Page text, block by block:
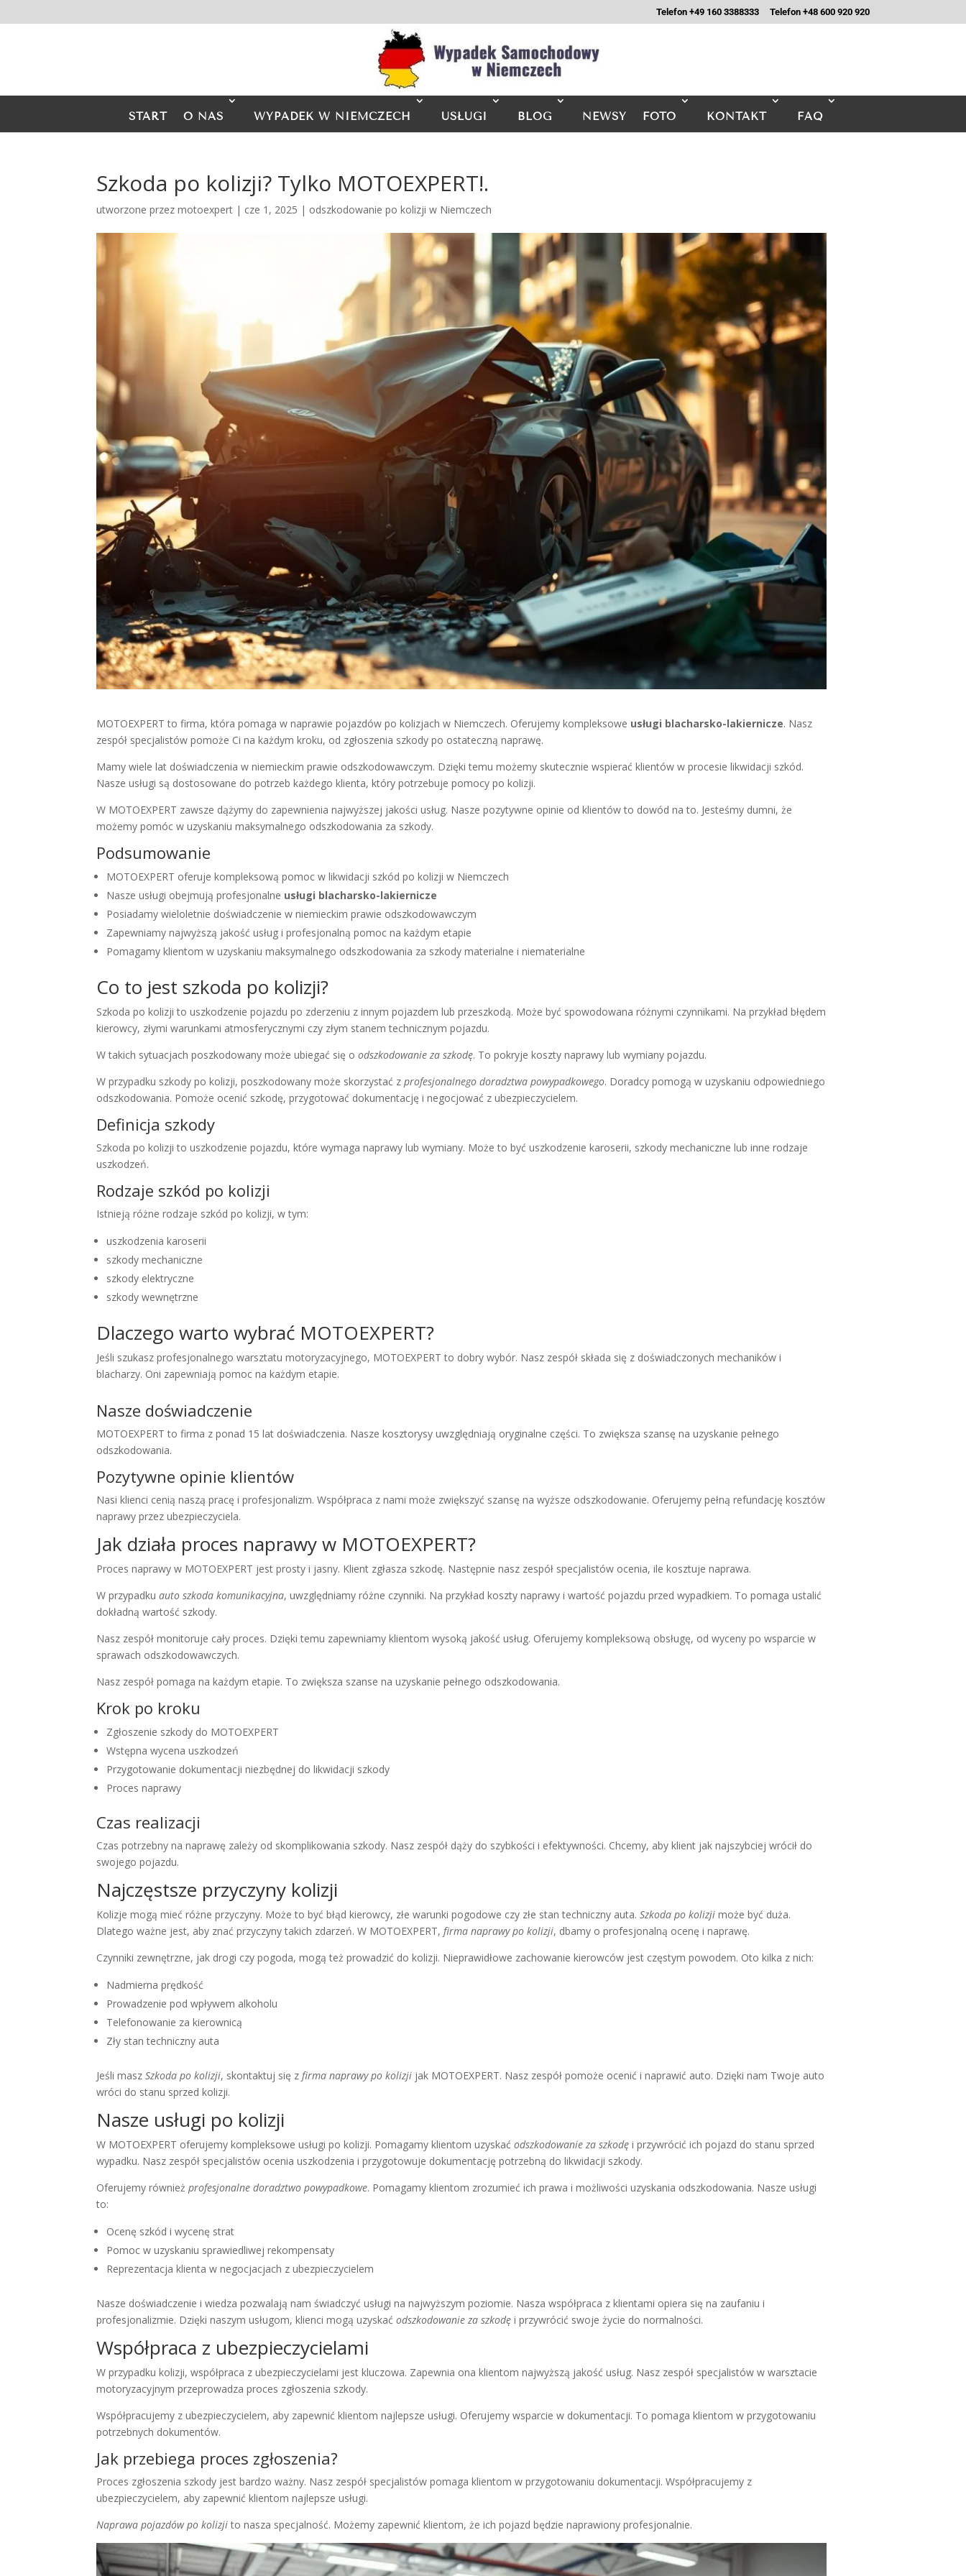
Telefon +49 160 3388333 Telefon +48 600 920 920
START O NAS WYPADEK W NIEMCZECH USŁUGI BLOG NEWSY FOTO KONTAKT FAQ
Szkoda po kolizji? Tylko MOTOEXPERT!.
utworzone przezmotoexpert | cze 1, 2025 | odszkodowanie po kolizji w Niemczech
MOTOEXPERT to firma, która pomaga w naprawie pojazdów po kolizjach w Niemczech. Oferujemy kompleksowe usługi blacharsko-lakiernicze. Nasz
zespół specjalistów pomoże Ci na każdym kroku, od zgłoszenia szkody po ostateczną naprawę.
Mamy wiele lat doświadczenia w niemieckim prawie odszkodowawczym. Dzięki temu możemy skutecznie wspierać klientów w procesie likwidacji szkód.
Nasze usługi są dostosowane do potrzeb każdego klienta, który potrzebuje pomocy po kolizji.
W MOTOEXPERT zawsze dążymy do zapewnienia najwyższej jakości usług. Nasze pozytywne opinie od klientów to dowód na to. Jesteśmy dumni, że
możemy pomóc w uzyskaniu maksymalnego odszkodowania za szkody.
Podsumowanie
MOTOEXPERT oferuje kompleksową pomoc w likwidacji szkód po kolizji w Niemczech
Nasze usługi obejmują profesjonalne usługi blacharsko-lakiernicze
Posiadamy wieloletnie doświadczenie w niemieckim prawie odszkodowawczym
Zapewniamy najwyższą jakość usług i profesjonalną pomoc na każdym etapie
Pomagamy klientom w uzyskaniu maksymalnego odszkodowania za szkody materialne i niematerialne
Co to jest szkoda po kolizji?
Szkoda po kolizji to uszkodzenie pojazdu po zderzeniu z innym pojazdem lub przeszkodą. Może być spowodowana różnymi czynnikami. Na przykład błędem
kierowcy, złymi warunkami atmosferycznymi czy złym stanem technicznym pojazdu.
W takich sytuacjach poszkodowany może ubiegać się oodszkodowanie za szkodę. To pokryje koszty naprawy lub wymiany pojazdu.
W przypadku szkody po kolizji, poszkodowany może skorzystać zprofesjonalnego doradztwa powypadkowego. Doradcy pomogą w uzyskaniu odpowiedniego
odszkodowania. Pomoże ocenić szkodę, przygotować dokumentację i negocjować z ubezpieczycielem.
Definicja szkody
Szkoda po kolizji to uszkodzenie pojazdu, które wymaga naprawy lub wymiany. Może to być uszkodzenie karoserii, szkody mechaniczne lub inne rodzaje
uszkodzeń.
Rodzaje szkód po kolizji
Istnieją różne rodzaje szkód po kolizji, w tym:
uszkodzenia karoserii
szkody mechaniczne
szkody elektryczne
szkody wewnętrzne
Dlaczego warto wybrać MOTOEXPERT?
Jeśli szukasz profesjonalnego warsztatu motoryzacyjnego, MOTOEXPERT to dobry wybór. Nasz zespół składa się z doświadczonych mechaników i
blacharzy. Oni zapewniają pomoc na każdym etapie.
Nasze doświadczenie
MOTOEXPERT to firma z ponad 15 lat doświadczenia. Nasze kosztorysy uwzględniają oryginalne części. To zwiększa szansę na uzyskanie pełnego
odszkodowania.
Pozytywne opinie klientów
Nasi klienci cenią naszą pracę i profesjonalizm. Współpraca z nami może zwiększyć szansę na wyższe odszkodowanie. Oferujemy pełną refundację kosztów
naprawy przez ubezpieczyciela.
Jak działa proces naprawy w MOTOEXPERT?
Proces naprawy w MOTOEXPERT jest prosty i jasny. Klient zgłasza szkodę. Następnie nasz zespół specjalistów ocenia, ile kosztuje naprawa.
W przypadkuauto szkoda komunikacyjna, uwzględniamy różne czynniki. Na przykład koszty naprawy i wartość pojazdu przed wypadkiem. To pomaga ustalić
dokładną wartość szkody.
Nasz zespół monitoruje cały proces. Dzięki temu zapewniamy klientom wysoką jakość usług. Oferujemy kompleksową obsługę, od wyceny po wsparcie w
sprawach odszkodowawczych.
Nasz zespół pomaga na każdym etapie. To zwiększa szanse na uzyskanie pełnego odszkodowania.
Krok po kroku
Zgłoszenie szkody do MOTOEXPERT
Wstępna wycena uszkodzeń
Przygotowanie dokumentacji niezbędnej do likwidacji szkody
Proces naprawy
Czas realizacji
Czas potrzebny na naprawę zależy od skomplikowania szkody. Nasz zespół dąży do szybkości i efektywności. Chcemy, aby klient jak najszybciej wrócił do
swojego pojazdu.
Najczęstsze przyczyny kolizji
Kolizje mogą mieć różne przyczyny. Może to być błąd kierowcy, złe warunki pogodowe czy złe stan techniczny auta.Szkoda po kolizji może być duża.
Dlatego ważne jest, aby znać przyczyny takich zdarzeń. W MOTOEXPERT,firma naprawy po kolizji, dbamy o profesjonalną ocenę i naprawę.
Czynniki zewnętrzne, jak drogi czy pogoda, mogą też prowadzić do kolizji. Nieprawidłowe zachowanie kierowców jest częstym powodem. Oto kilka z nich:
Nadmierna prędkość
Prowadzenie pod wpływem alkoholu
Telefonowanie za kierownicą
Zły stan techniczny auta
Jeśli maszSzkoda po kolizji, skontaktuj się zfirma naprawy po kolizji jak MOTOEXPERT. Nasz zespół pomoże ocenić i naprawić auto. Dzięki nam Twoje auto
wróci do stanu sprzed kolizji.
Nasze usługi po kolizji
W MOTOEXPERT oferujemy kompleksowe usługi po kolizji. Pomagamy klientom uzyskaćodszkodowanie za szkodę i przywrócić ich pojazd do stanu sprzed
wypadku. Nasz zespół specjalistów ocenia uszkodzenia i przygotowuje dokumentację potrzebną do likwidacji szkody.
Oferujemy równieżprofesjonalne doradztwo powypadkowe. Pomagamy klientom zrozumieć ich prawa i możliwości uzyskania odszkodowania. Nasze usługi
to:
Ocenę szkód i wycenę strat
Pomoc w uzyskaniu sprawiedliwej rekompensaty
Reprezentacja klienta w negocjacjach z ubezpieczycielem
Nasze doświadczenie i wiedza pozwalają nam świadczyć usługi na najwyższym poziomie. Nasza współpraca z klientami opiera się na zaufaniu i
profesjonalizmie. Dzięki naszym usługom, klienci mogą uzyskaćodszkodowanie za szkodę i przywrócić swoje życie do normalności.
Współpraca z ubezpieczycielami
W przypadku kolizji, współpraca z ubezpieczycielami jest kluczowa. Zapewnia ona klientom najwyższą jakość usług. Nasz zespół specjalistów w warsztacie
motoryzacyjnym przeprowadza proces zgłoszenia szkody.
Współpracujemy z ubezpieczycielem, aby zapewnić klientom najlepsze usługi. Oferujemy wsparcie w dokumentacji. To pomaga klientom w przygotowaniu
potrzebnych dokumentów.
Jak przebiega proces zgłoszenia?
Proces zgłoszenia szkody jest bardzo ważny. Nasz zespół specjalistów pomaga klientom w przygotowaniu dokumentacji. Współpracujemy z
ubezpieczycielem, aby zapewnić klientom najlepsze usługi.
Naprawa pojazdów po kolizjito nasza specjalność. Możemy zapewnić klientom, że ich pojazd będzie naprawiony profesjonalnie.